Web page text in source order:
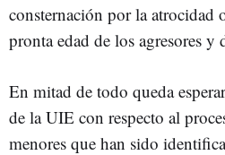
consternación por la atrocidad
pronta edad de los agresores y
En mitad de todo queda
de la UIE con respecto al
menores que han sido